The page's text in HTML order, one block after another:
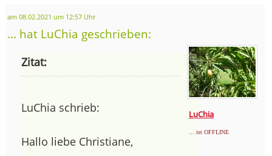
am 08.02.2021 um 12:57 Uhr
... hat LuChia geschrieben:
LuChia
... ist OFFLINE
Zitat:
LuChia schrieb:
Hallo liebe Christiane,